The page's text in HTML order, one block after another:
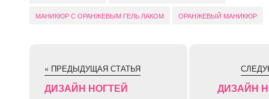
МАНИКЮР С ОРАНЖЕВЫМ ГЕЛЬ ЛАКОМ ОРАНЖЕВЫЙ МАНИКЮР
« ПРЕДЫДУЩАЯ СТАТЬЯ
ДИЗАЙН НОГТЕЙ
ДИЗАЙН